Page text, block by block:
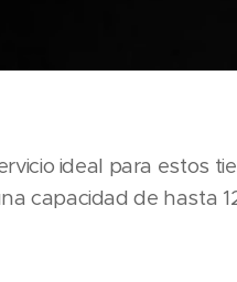
ideal para estos
capacidad de hasta